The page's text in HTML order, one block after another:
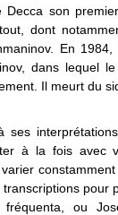
son
dont
En
dans lequel
Il meurt du
ses
à la fois avec
transcriptions
fréquenta, ou